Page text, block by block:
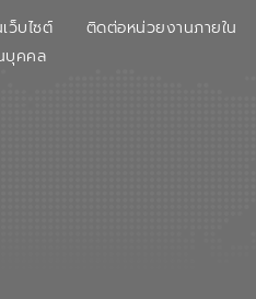
ว็บไซต์
บุคคล
ติดต่อหน่วยงานภายใน